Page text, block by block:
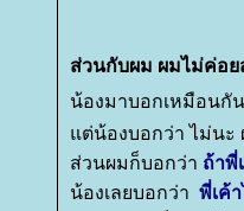
ส่วนกับผม ผมไม่ค่อย
น้องมาบอกเหมือนกั
ต่น้องบอกว่า ไม่นะ
ส่วนผมก็บอกว่า ถ้าพี่
น้องเลยบอกว่า พี่เค้